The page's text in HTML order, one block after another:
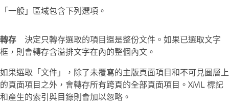
「一般」區域包含下列選項。
轉存
決定只轉存選取的項目還是整份文件。如果已選取文字
框，則會轉存含溢排文字在內的整個內文。
如果選取「文件」，除了未覆寫的主版頁面項目和不可見圖層上
的頁面項目之外，會轉存所有跨頁的全部頁面項目。XML 標記
和產生的索引與目錄則會加以忽略。